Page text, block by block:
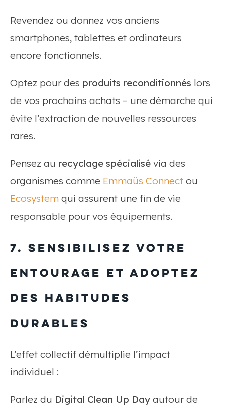
Revendez ou donnez vos anciens
smartphones, tablettes et ordinateurs
encore fonctionnels.
Optez pour des produits reconditionnés lors
de vos prochains achats – une démarche qui
évite l’extraction de nouvelles ressources
rares.
Pensez au recyclage spécialisé via des
organismes comme Emmaüs Connect ou
Ecosystem qui assurent une fin de vie
responsable pour vos équipements.
7. Sensibilisez votre
entourage et adoptez
des habitudes
durables
L’effet collectif démultiplie l’impact
individuel :
Parlez du Digital Clean Up Day autour de